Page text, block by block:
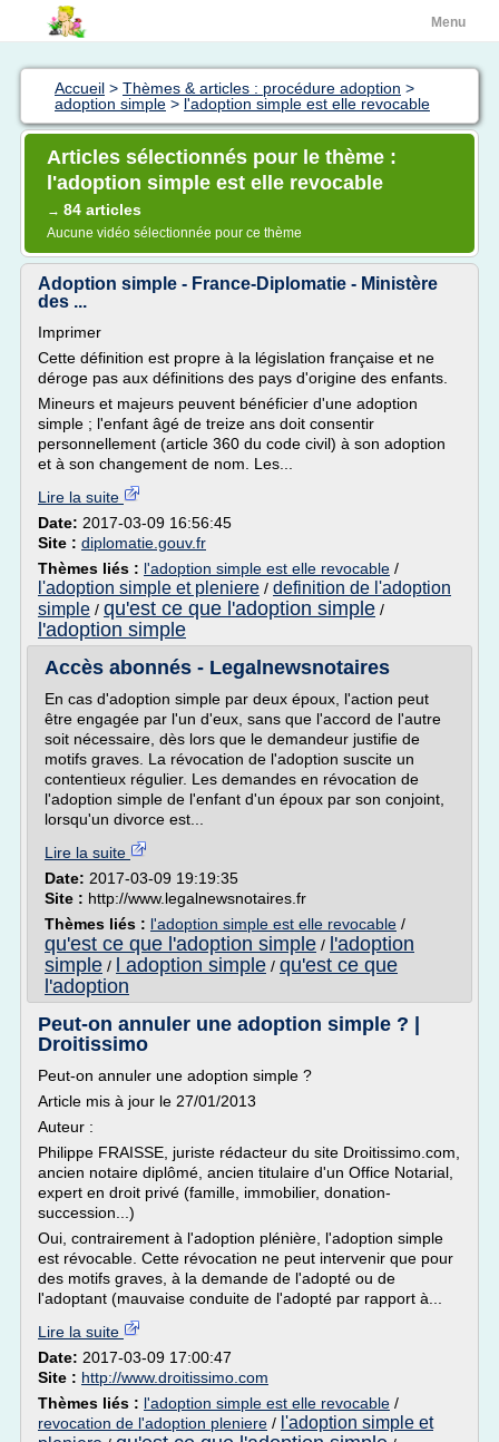
Menu
Accueil > Thèmes & articles : procédure adoption >
adoption simple > l'adoption simple est elle revocable
Articles sélectionnés pour le thème :
l'adoption simple est elle revocable
→ 84 articles
Aucune vidéo sélectionnée pour ce thème
Adoption simple - France-Diplomatie - Ministère
des ...
Imprimer
Cette définition est propre à la législation française et ne
déroge pas aux définitions des pays d'origine des enfants.
Mineurs et majeurs peuvent bénéficier d'une adoption
simple ; l'enfant âgé de treize ans doit consentir
personnellement (article 360 du code civil) à son adoption
et à son changement de nom. Les...
Lire la suite
Date: 2017-03-09 16:56:45
Site : diplomatie.gouv.fr
Thèmes liés : l'adoption simple est elle revocable /
l'adoption simple et pleniere / definition de l'adoption
simple / qu'est ce que l'adoption simple /
l'adoption simple
Accès abonnés - Legalnewsnotaires
En cas d'adoption simple par deux époux, l'action peut
être engagée par l'un d'eux, sans que l'accord de l'autre
soit nécessaire, dès lors que le demandeur justifie de
motifs graves. La révocation de l'adoption suscite un
contentieux régulier. Les demandes en révocation de
l'adoption simple de l'enfant d'un époux par son conjoint,
lorsqu'un divorce est...
Lire la suite
Date: 2017-03-09 19:19:35
Site : http://www.legalnewsnotaires.fr
Thèmes liés : l'adoption simple est elle revocable /
qu'est ce que l'adoption simple / l'adoption
simple / l adoption simple / qu'est ce que
l'adoption
Peut-on annuler une adoption simple ? |
Droitissimo
Peut-on annuler une adoption simple ?
Article mis à jour le 27/01/2013
Auteur :
Philippe FRAISSE, juriste rédacteur du site Droitissimo.com,
ancien notaire diplômé, ancien titulaire d'un Office Notarial,
expert en droit privé (famille, immobilier, donation-
succession...)
Oui, contrairement à l'adoption plénière, l'adoption simple
est révocable. Cette révocation ne peut intervenir que pour
des motifs graves, à la demande de l'adopté ou de
l'adoptant (mauvaise conduite de l'adopté par rapport à...
Lire la suite
Date: 2017-03-09 17:00:47
Site : http://www.droitissimo.com
Thèmes liés : l'adoption simple est elle revocable /
revocation de l'adoption pleniere / l'adoption simple et